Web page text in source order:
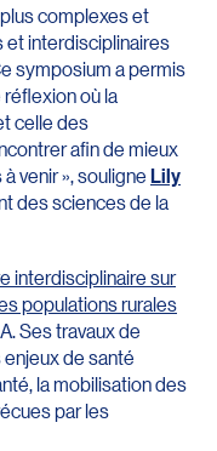
complexes et
interdisciplinaires
symposium a permis
où la
celle des
afin de mieux
venir », souligneLily
des sciences de la
interdisciplinaire sur
populations rurales
Ses travaux de
de santé
la mobilisation des
par les